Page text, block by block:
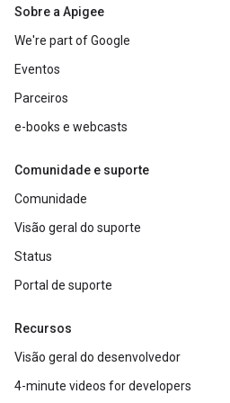
Sobre a Apigee
We're part of Google
Eventos
Parceiros
e-books e webcasts
Comunidade e suporte
Comunidade
Visão geral do suporte
Status
Portal de suporte
Recursos
Visão geral do desenvolvedor
4-minute videos for developers